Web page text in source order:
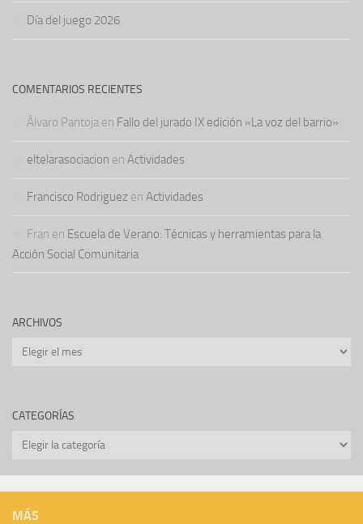
Día del juego 2026
COMENTARIOS RECIENTES
Álvaro Pantoja en Fallo del jurado IX edición «La voz del barrio»
eltelarasociacion en Actividades
Francisco Rodriguez en Actividades
Fran en Escuela de Verano: Técnicas y herramientas para la
Acción Social Comunitaria
ARCHIVOS
Archivos
CATEGORÍAS
Categorías
MÁS